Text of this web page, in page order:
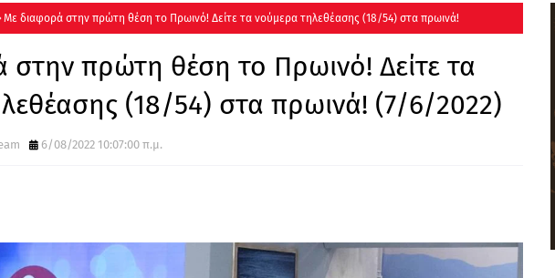
Με διαφορά στην πρώτη θέση το Πρωινό! Δείτε τα νούμερα τηλεθέασης (18/54) στα πρωινά!
πρώτη θέση το Πρωινό! Δείτε τα
(18/54) στα πρωινά! (7/6/2022)
6/08/2022 10:07:00 π.μ.